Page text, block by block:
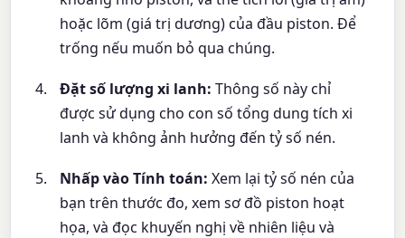
hoặc lõm (giá trị dương) của đầu piston. Để
trống nếu muốn bỏ qua chúng.
Đặt số lượng xi lanh: Thông số này chỉ
được sử dụng cho con số tổng dung tích xi
lanh và không ảnh hưởng đến tỷ số nén.
Nhấp vào Tính toán: Xem lại tỷ số nén của
bạn trên thước đo, xem sơ đồ piston hoạt
họa, và đọc khuyến nghị về nhiên liệu và